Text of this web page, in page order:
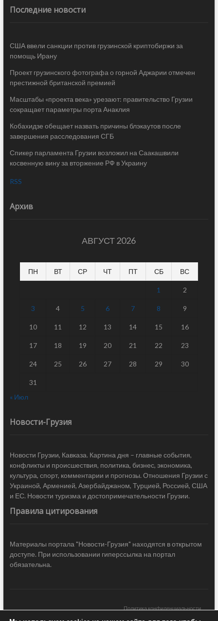
Последние новости
США ввели санкции против грузинской криптобиржи за
помощь Ирану
Проект грузинского фотографа о горной Аджарии отмечен
престижной британской премией
Масштабы «проекта века» урезают: правительство Грузии
сокращает параметры порта Анаклия
Кобахидзе обещает назвать причины блэкаутов после
завершения расследования СГБ
Спикер парламента Грузии возложил на Саакашвили
косвенную вину за вторжение РФ в Украину
RSS
Архив
АВГУСТ 2026
ПН ВТ СР ЧТ ПТ СБ ВС
1 2
3 4 5 6 7 8 9
10 11 12 13 14 15 16
17 18 19 20 21 22 23
24 25 26 27 28 29 30
31
« Июл
Новости-Грузия
Новости Грузии, Кавказа. Картина дня – главные события,
конфликты и происшествия, политика, бизнес, экономика,
культура, спорт, комментарии и прогнозы. Отношения Грузии с
Украиной, Арменией, Азербайджаном, Турцией, Россией, США
и ЕС. Новости туризма и достопримечательности Грузии.
Правила цитирования
Материалы портала "Новости-Грузия" находятся в открытом
доступе. При использовании гиперссылка на портал
обязательна.
Политика конфиденциальности